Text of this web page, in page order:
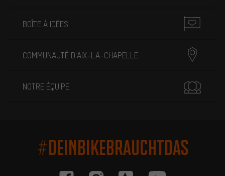
BOÎTE À IDÉES
COMMUNAUTÉ D'AIX-LA-CHAPELLE
NOTRE ÉQUIPE
#DEINBIKEBRAUCHTDAS